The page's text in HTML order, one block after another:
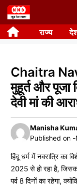
Skip
to
content राज्य
Chaitra
मुहूर्त और
देवी मां की
Manisha
Published on -
हिंदू धर्म में नवरात्रि का
2025 से हो रहा है,
पर्व 8 दिनों का रहेगा,